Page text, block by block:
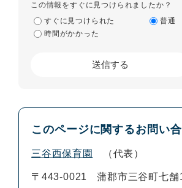
この情報をすぐに見つけられましたか？
すぐに見つけられた
普通
時間がかかった
このページに関するお問い
三谷西保育園 代表
〒443-0021
蒲郡市三谷町七